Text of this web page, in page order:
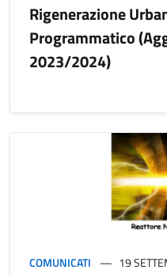
Rigenerazione
Programmatico
2023/2024)
COMUNICATI 19